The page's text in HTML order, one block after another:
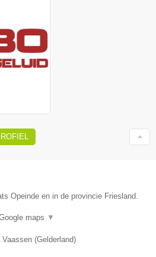
Opeinde en in de provincie Friesland.
maps ▼
Vaassen (Gelderland)